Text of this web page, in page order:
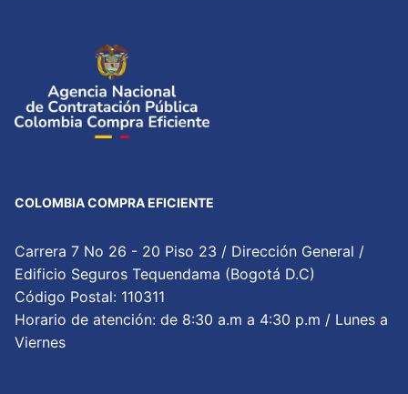
COLOMBIA COMPRA EFICIENTE
Carrera 7 No 26 - 20 Piso 23 / Dirección General /
Edificio Seguros Tequendama (Bogotá D.C)
Código Postal: 110311
Horario de atención: de 8:30 a.m a 4:30 p.m / Lunes a
Viernes